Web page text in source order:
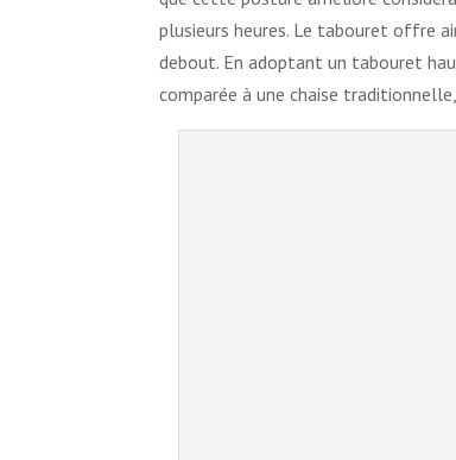
plusieurs heures. Le tabouret offre
debout. En adoptant un tabouret
comparée à une chaise